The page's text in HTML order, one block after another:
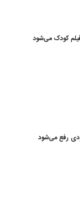
کودک می‌شود
رفع می‌شود